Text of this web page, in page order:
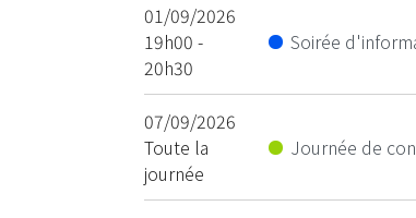
01/09/2026
19h00 -
20h30
Soirée
07/09/2026
Toute la
journée
Journée de